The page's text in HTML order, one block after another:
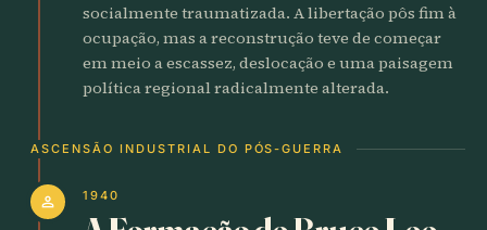
socialmente traumatizada. A libertação pôs fim à
ocupação, mas a reconstrução teve de começar
em meio a escassez, deslocação e uma paisagem
política regional radicalmente alterada.
ASCENSÃO INDUSTRIAL DO PÓS-GUERRA
person 1940